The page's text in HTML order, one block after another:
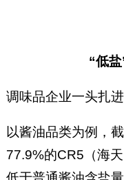
“低
调味品企业一头扎进
以酱油品类为例，
77.9%的CR5（海